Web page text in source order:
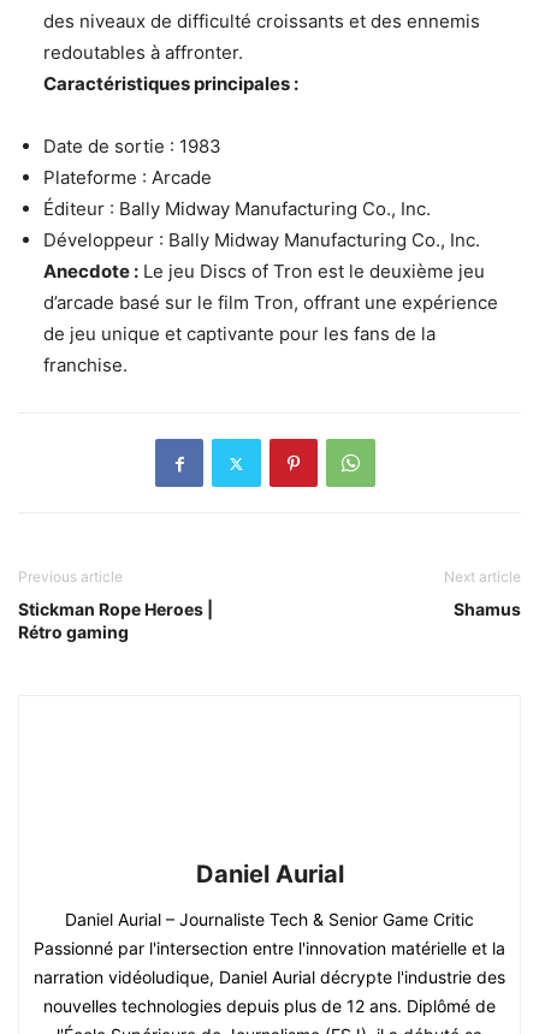
des niveaux de difficulté croissants et des ennemis
redoutables à affronter.
Caractéristiques principales :
Date de sortie : 1983
Plateforme : Arcade
Éditeur : Bally Midway Manufacturing Co., Inc.
Développeur : Bally Midway Manufacturing Co., Inc.
Anecdote : Le jeu Discs of Tron est le deuxième jeu
d’arcade basé sur le film Tron, offrant une expérience
de jeu unique et captivante pour les fans de la
franchise.
Previous article
Stickman Rope Heroes |
Rétro gaming
Next article
Shamus
Daniel Aurial
Daniel Aurial – Journaliste Tech & Senior Game Critic
Passionné par l'intersection entre l'innovation matérielle et la
narration vidéoludique, Daniel Aurial décrypte l'industrie des
nouvelles technologies depuis plus de 12 ans. Diplômé de